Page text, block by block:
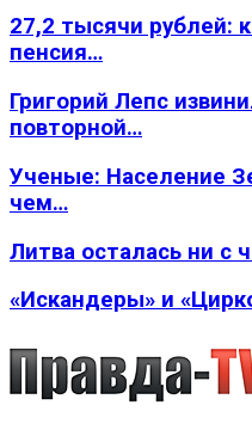
27,2 тысячи рублей:
пенсия…
Григорий Лепс
повторной…
Ученые: Население
чем…
Литва осталась ни с
«Искандеры» и